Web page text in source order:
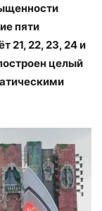
пяти
21, 22, 23, 24 и
целый